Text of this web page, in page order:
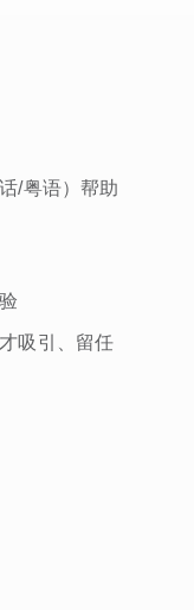
/粤语）帮助
吸引、留任